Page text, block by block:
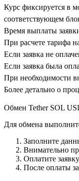
Курс фиксируется в
соответствующем
Время выплаты
При расчете тарифа
Если заявка не
Если заявка была
При необходимости
Более детально о
Обмен Tether SOL
Для обмена
Заполните
Внимательно
Оплатите
После оплаты